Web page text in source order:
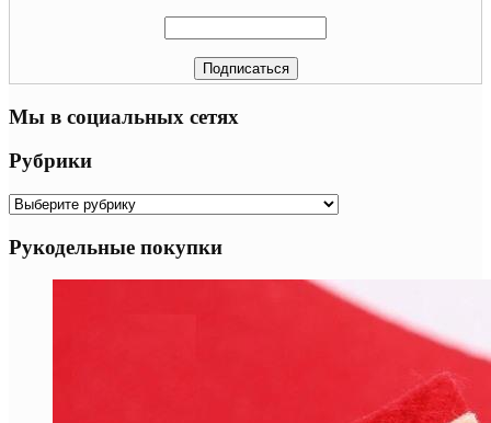
Мы в социальных сетях
Рубрики
Рубрики
Рукодельные покупки